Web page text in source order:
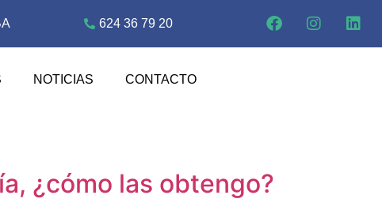
624 36 79 20
NOTICIAS CONTACTO
¿cómo las obtengo?